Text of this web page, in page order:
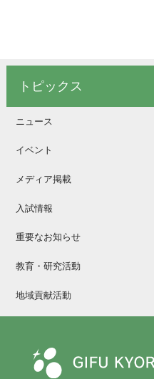
トピックス
ニュース
イベント
メディア掲載
入試情報
重要なお知らせ
教育・研究活動
地域貢献活動